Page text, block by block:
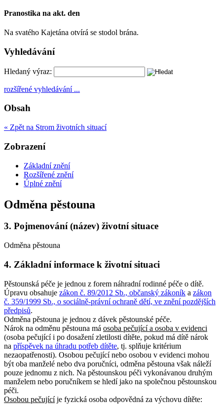
Pranostika na akt. den
Na svatého Kajetána otvírá se stodol brána.
Vyhledávání
Hledaný výraz:
rozšířené vyhledávání ...
Obsah
« Zpět na Strom životních situací
Zobrazení
Základní znění
Rozšířené znění
Úplné znění
Odměna pěstouna
3. Pojmenování (název) životní situace
Odměna pěstouna
4. Základní informace k životní situaci
Pěstounská péče je jednou z forem náhradní rodinné péče o dítě.
Úpravu obsahuje zákon č. 89/2012 Sb., občanský zákoník a zákon
č. 359/1999 Sb., o sociálně-právní ochraně dětí, ve znění pozdějších
předpisů.
Odměna pěstouna je jednou z dávek pěstounské péče.
Nárok na odměnu pěstouna má osoba pečující a osoba v evidenci
(osoba pečující i po dosažení zletilosti dítěte, pokud má dítě nárok
na příspěvek na úhradu potřeb dítěte, tj. splňuje kritérium
nezaopatřenosti). Osobou pečující nebo osobou v evidenci mohou
být oba manželé nebo dva poručníci, odměna pěstouna však náleží
pouze jednomu z nich. Na pěstounskou péči vykonávanou druhým
manželem nebo poručníkem se hledí jako na společnou pěstounskou
péči.
Osobou pečujícíje fyzická osoba odpovědná za výchovu dítěte: